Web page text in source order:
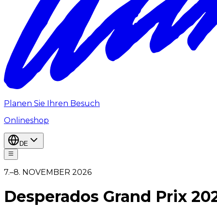
Planen Sie Ihren Besuch
Onlineshop
DE
7.–8. NOVEMBER 2026
Desperados Grand Prix